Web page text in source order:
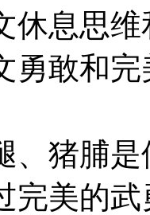
休息思
勇敢和
、猪脯
完美的